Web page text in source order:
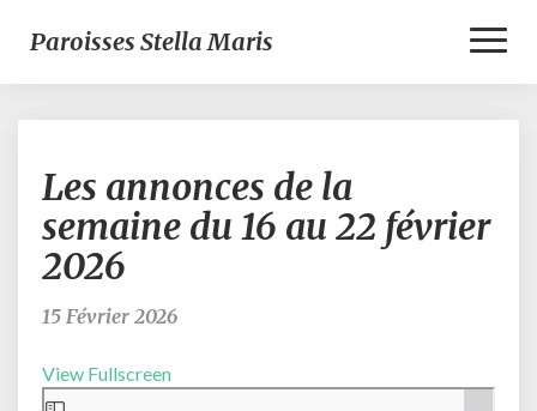
Paroisses Stella Maris
annonces
de
la
février
Les annonces de la
semaine du 16 au 22 février
2026
15 Février 2026
View Fullscreen
Aller